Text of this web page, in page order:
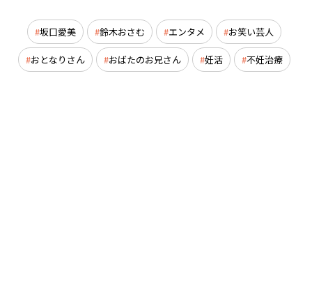
坂口愛美 鈴木おさむ エンタメ お笑い芸人
おとなりさん おばたのお兄さん 妊活 不妊治療